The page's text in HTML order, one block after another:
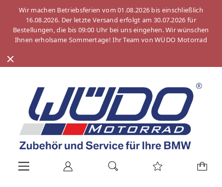
Wir machen Betriebsferien vom 01.08.2026 bis einschließlich
16.08.2026. Der letzte Versand erfolgt am 30.07.2026 für
Bestellungen, die bis 09:00 Uhr bei uns eingehen. Wir wünschen
Ihnen erholsame Sommertage! Ihr Team von WÜDO Motorrad